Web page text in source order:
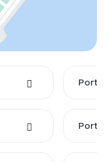
Porto
Porto